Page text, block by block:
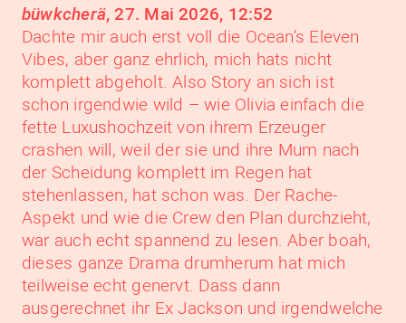
büwkcherä,27. Mai 2026, 12:52
Dachte mir auch erst voll die Ocean’s Eleven
Vibes, aber ganz ehrlich, mich hats nicht
komplett abgeholt. Also Story an sich ist
schon irgendwie wild – wie Olivia einfach die
fette Luxushochzeit von ihrem Erzeuger
crashen will, weil der sie und ihre Mum nach
der Scheidung komplett im Regen hat
stehenlassen, hat schon was. Der Rache-
Aspekt und wie die Crew den Plan durchzieht,
war auch echt spannend zu lesen. Aber boah,
dieses ganze Drama drumherum hat mich
teilweise echt genervt. Dass dann
ausgerechnet ihr Ex Jackson und irgendwelche